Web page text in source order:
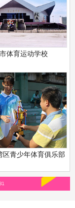
体育运动学校
区青少年体育俱乐部